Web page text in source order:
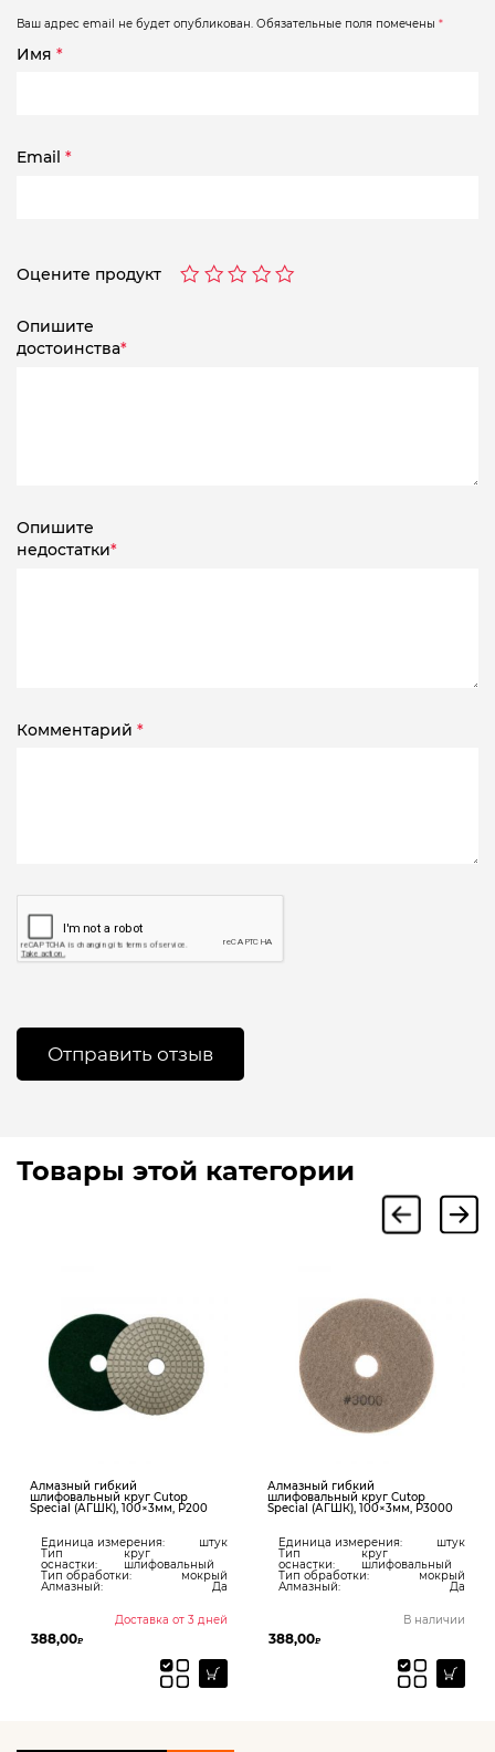
Ваш адрес email не будет опубликован. Обязательные поля помечены *
Имя *
Email *
Оцените продукт
Опишите
достоинства*
Опишите
недостатки*
Комментарий *
Товары этой категории
Алмазный гибкий
шлифовальный круг Cutop
Special (АГШК), 100×3мм, Р200
Единица измерения: штук
Тип
оснастки:
круг
шлифовальный
Тип обработки: мокрый
Алмазный: Да
Доставка от 3 дней
388,00₽
Алмазный гибкий
шлифовальный круг Cutop
Special (АГШК), 100×3мм, Р3000
Единица измерения: штук
Тип
оснастки:
круг
шлифовальный
Тип обработки: мокрый
Алмазный: Да
В наличии
388,00₽